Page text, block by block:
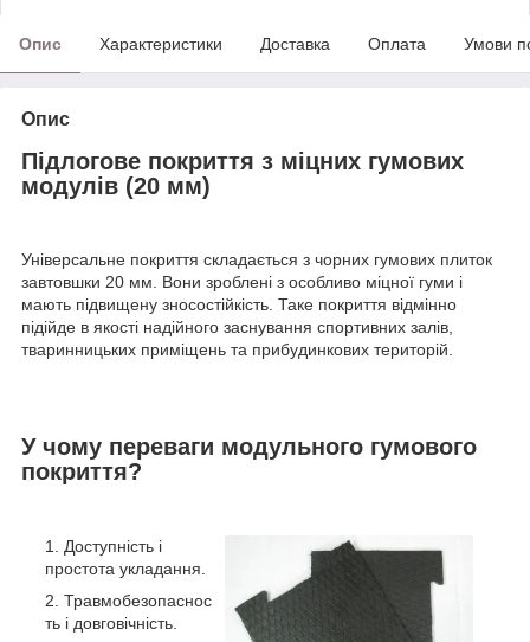
Опис Характеристики Доставка Оплата Умови
Опис
Підлогове покриття з міцних гумових
модулів (20 мм)
Універсальне покриття складається з чорних гумових плиток
завтовшки 20 мм. Вони зроблені з особливо міцної гуми і
мають підвищену зносостійкість. Таке покриття відмінно
підійде в якості надійного заснування спортивних залів,
тваринницьких приміщень та прибудинкових територій.
У чому переваги модульного гумового
покриття?
Доступність і
простота укладання.
Травмобезопаснос
ть і довговічність.